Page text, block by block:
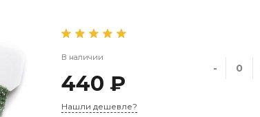
В наличии
440 ₽
-
Нашли дешевле?